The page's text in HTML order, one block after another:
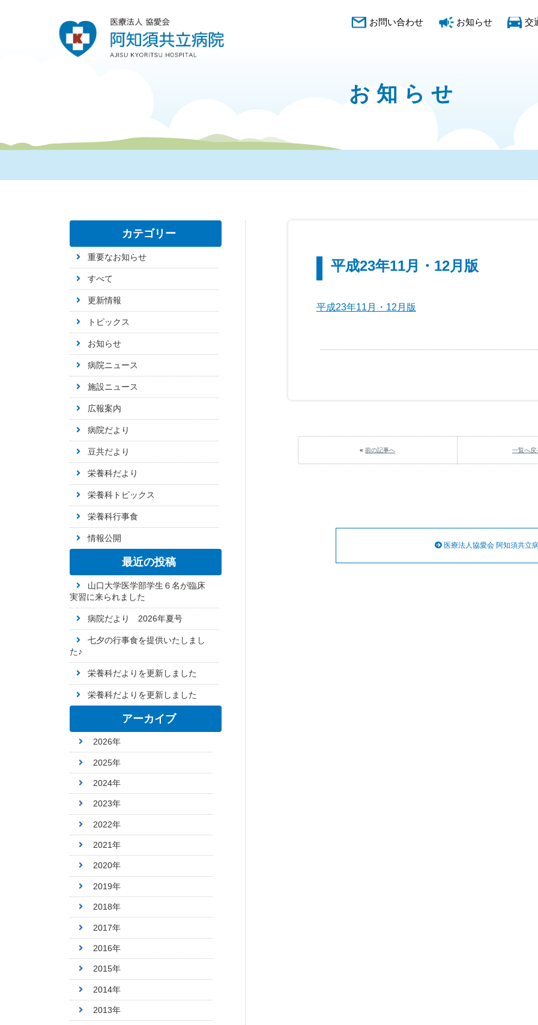
交
お知らせ
お問い合わせ
お知らせ
平成23年11月・12月版
平成23年11月・12月版
«前の記事へ 一覧へ戻
医療法人協愛会 阿知須共立
カテゴリー
重要なお知らせ
すべて
更新情報
トピックス
お知らせ
病院ニュース
施設ニュース
広報案内
病院だより
豆共だより
栄養科だより
栄養科トピックス
栄養科行事食
情報公開
最近の投稿
山口大学医学部学生６名が臨床
実習に来られました
病院だより 2026年夏号
七夕の行事食を提供いたしまし
た♪
栄養科だよりを更新しました
栄養科だよりを更新しました
アーカイブ
2026年
2025年
2024年
2023年
2022年
2021年
2020年
2019年
2018年
2017年
2016年
2015年
2014年
2013年